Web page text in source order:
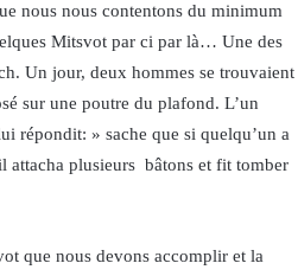
nous nous contentons du minimum
Mitsvot par ci par là… Une des
Un jour, deux hommes se trouvaient
sur une poutre du plafond. L’un
répondit: » sache que si quelqu’un a
attacha plusieurs bâtons et fit tomber
que nous devons accomplir et la